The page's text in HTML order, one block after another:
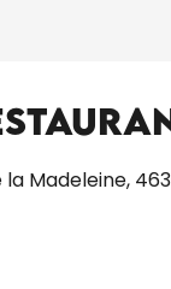
la Madeleine,